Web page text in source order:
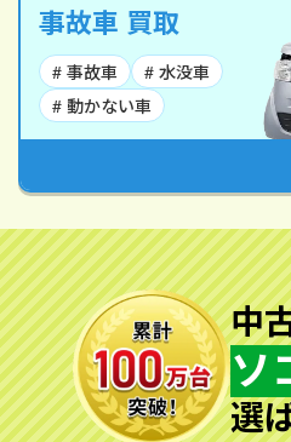
事故車 買取
# 事故車
# 水没車
# 動かない車
中
ソ
選